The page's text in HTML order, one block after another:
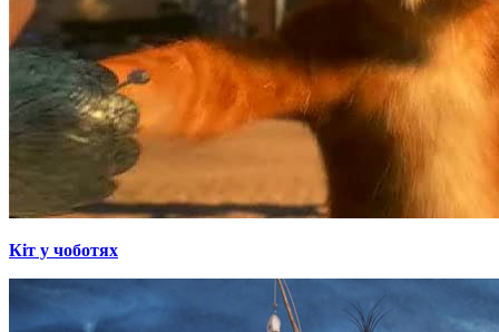
Кіт у чоботях